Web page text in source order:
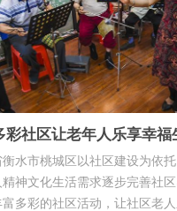
彩社区让老年人乐享幸福
水市桃城区以社区建设为依
神文化生活需求逐步完善社
多彩的社区活动，让社区老人